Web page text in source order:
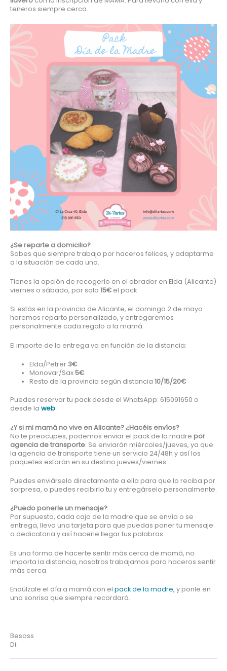
teneros siempre cerca.
¿Se reparte a domicilio?
Sabes que siempre trabajo por haceros felices, y adaptarme
a la situación de cada uno.
Tienes la opción de recogerlo en el obrador en Elda (Alicante)
viernes o sábado, por solo 15€el pack
Si estás en la provincia de Alicante, el domingo 2 de mayo
haremos reparto personalizado, y entregaremos
personalmente cada regalo a la mamá.
El importe de la entrega va en función de la distancia:
Elda/Petrer 3€
Monovar/Sax5€
Resto de la provincia según distancia10/15/20€
Puedes reservar tu pack desde el WhatsApp: 615091650 o
desde la web.
¿Y si mi mamá no vive en Alicante? ¿Hacéis envíos?
No te preocupes, podemos enviar el pack de la madre por
agencia de transporte. Se enviarán miércoles/jueves, ya que
la agencia de transporte tiene un servicio 24/48h y así los
paquetes estarán en su destino jueves/viernes.
Puedes enviárselo directamente a ella para que lo reciba por
sorpresa, o puedes recibirlo tu y entregárselo personalmente.
¿Puedo ponerle un mensaje?
Por supuesto, cada caja de la madre que se envía o se
entrega, lleva una tarjeta para que puedas poner tu mensaje
o dedicatoria y así hacerle llegar tus palabras.
Es una forma de hacerte sentir más cerca de mamá, no
importa la distancia, nosotros trabajamos para haceros sentir
más cerca.
Endúlzale el día a mamá con el pack de la madre, y ponle en
una sonrisa que siempre recordará.
Besoss
Di.